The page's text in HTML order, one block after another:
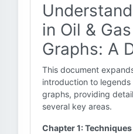
in Oil &
Graphs: A
This document
introduction to
graphs, providing
several key areas.
Chapter 1: